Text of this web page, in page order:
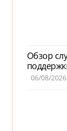
Обзор
06/08/2026